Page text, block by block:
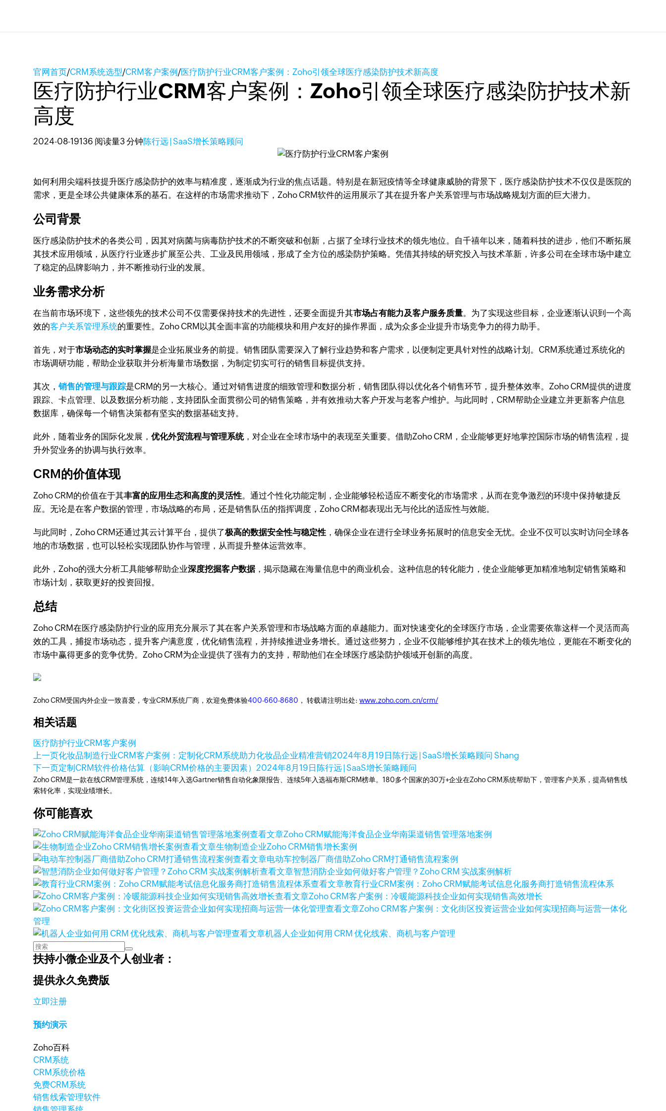
官网首页/CRM系统选型/CRM客户案例/医疗防护行业CRM客户案例：Zoho引领全球医疗感染防护技术新高度
医疗防护行业CRM客户案例：Zoho引领全球医疗感染防护技术新
高度
2024-08-19136 阅读量3 分钟陈行远 | SaaS增长策略顾问
如何利用尖端科技提升医疗感染防护的效率与精准度，逐渐成为行业的焦点话题。特别是在新冠疫情等全球健康威胁的背景下，医疗感染防护技术不仅仅是医院的
需求，更是全球公共健康体系的基石。在这样的市场需求推动下，Zoho CRM软件的运用展示了其在提升客户关系管理与市场战略规划方面的巨大潜力。
公司背景
医疗感染防护技术的各类公司，因其对病菌与病毒防护技术的不断突破和创新，占据了全球行业技术的领先地位。自千禧年以来，随着科技的进步，他们不断拓展
其技术应用领域，从医疗行业逐步扩展至公共、工业及民用领域，形成了全方位的感染防护策略。凭借其持续的研究投入与技术革新，许多公司在全球市场中建立
了稳定的品牌影响力，并不断推动行业的发展。
业务需求分析
在当前市场环境下，这些领先的技术公司不仅需要保持技术的先进性，还要全面提升其市场占有能力及客户服务质量。为了实现这些目标，企业逐渐认识到一个高
效的客户关系管理系统的重要性。Zoho CRM以其全面丰富的功能模块和用户友好的操作界面，成为众多企业提升市场竞争力的得力助手。
首先，对于市场动态的实时掌握是企业拓展业务的前提。销售团队需要深入了解行业趋势和客户需求，以便制定更具针对性的战略计划。CRM系统通过系统化的
市场调研功能，帮助企业获取并分析海量市场数据，为制定切实可行的销售目标提供支持。
其次，销售的管理与跟踪是CRM的另一大核心。通过对销售进度的细致管理和数据分析，销售团队得以优化各个销售环节，提升整体效率。Zoho CRM提供的进度
跟踪、卡点管理、以及数据分析功能，支持团队全面贯彻公司的销售策略，并有效推动大客户开发与老客户维护。与此同时，CRM帮助企业建立并更新客户信息
数据库，确保每一个销售决策都有坚实的数据基础支持。
此外，随着业务的国际化发展，优化外贸流程与管理系统，对企业在全球市场中的表现至关重要。借助Zoho CRM，企业能够更好地掌控国际市场的销售流程，提
升外贸业务的协调与执行效率。
CRM的价值体现
Zoho CRM的价值在于其丰富的应用生态和高度的灵活性。通过个性化功能定制，企业能够轻松适应不断变化的市场需求，从而在竞争激烈的环境中保持敏捷反
应。无论是在客户数据的管理，市场战略的布局，还是销售队伍的指挥调度，Zoho CRM都表现出无与伦比的适应性与效能。
与此同时，Zoho CRM还通过其云计算平台，提供了极高的数据安全性与稳定性 ，确保企业在进行全球业务拓展时的信息安全无忧。企业不仅可以实时访问全球各
地的市场数据，也可以轻松实现团队协作与管理，从而提升整体运营效率。
此外，Zoho的强大分析工具能够帮助企业深度挖掘客户数据，揭示隐藏在海量信息中的商业机会。这种信息的转化能力，使企业能够更加精准地制定销售策略和
市场计划，获取更好的投资回报。
总结
Zoho CRM在医疗感染防护行业的应用充分展示了其在客户关系管理和市场战略方面的卓越能力。面对快速变化的全球医疗市场，企业需要依靠这样一个灵活而高
效的工具，捕捉市场动态，提升客户满意度，优化销售流程，并持续推进业务增长。通过这些努力，企业不仅能够维护其在技术上的领先地位，更能在不断变化的
市场中赢得更多的竞争优势。Zoho CRM为企业提供了强有力的支持，帮助他们在全球医疗感染防护领域开创新的高度。
Zoho CRM受国内外企业一致喜爱，专业CRM系统厂商，欢迎免费体验400-660-8680 ， 转载请注明出处:www.zoho.com.cn/crm/
相关话题
医疗防护行业CRM客户案例
上一页化妆品制造行业CRM客户案例：定制化CRM系统助力化妆品企业精准营销2024年8月19日 陈行远 | SaaS增长策略顾问 Shang
下一页定制CRM软件价格估算（影响CRM价格的主要因素）2024年8月19日 陈行远 | SaaS增长策略顾问
Zoho CRM是一款在线CRM管理系统，连续14年入选Gartner销售自动化象限报告、连续5年入选福布斯CRM榜单。180多个国家的30万+企业在Zoho CRM系统帮助下，管理客户关系，提高销售线
索转化率，实现业绩增长。
你可能喜欢
查看文章Zoho CRM赋能海洋食品企业华南渠道销售管理落地案例
查看文章生物制造企业Zoho CRM销售增长案例
查看文章电动车控制器厂商借助Zoho CRM打通销售流程案例
查看文章智慧消防企业如何做好客户管理？Zoho CRM 实战案例解析
查看文章教育行业CRM案例：Zoho CRM赋能考试信息化服务商打造销售流程体系
查看文章Zoho CRM客户案例：冷暖能源科技企业如何实现销售高效增长
查看文章Zoho CRM客户案例：文化街区投资运营企业如何实现招商与运营一体化
管理
查看文章机器人企业如何用 CRM 优化线索、商机与客户管理
扶持小微企业及个人创业者：
提供永久免费版
立即注册
预约演示
Zoho百科
CRM系统
CRM系统价格
免费CRM系统
销售线索管理软件